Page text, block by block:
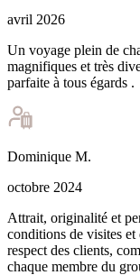
avril 2026
Un voyage plein de
magnifiques et très
parfaite à tous égards .
Dominique M.
octobre 2024
Attrait, originalité et
conditions de visites et
respect des clients,
chaque membre du